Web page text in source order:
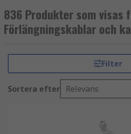
och permanenta installationer.
erbjuder en praktisk lösning för
längre kablar och skapa
Hos oss på RS Components hittar
förlängningskablar och
längder, utföranden och
för både industri och daglig
Fördelar med
836 Produkter som visas
Förlängningskablar och
Filter
Sortera efter Relevans